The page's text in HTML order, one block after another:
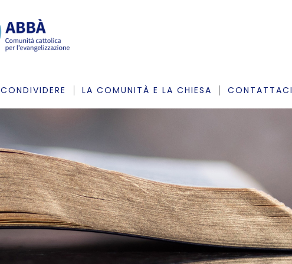
CONDIVIDERE LA COMUNITÀ E LA CHIESA CONTATTACI